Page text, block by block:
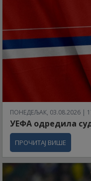
ПОНЕДЕЉАК, 03.08.2026 |
УЕФА одредила
ПРОЧИТАЈ ВИШЕ